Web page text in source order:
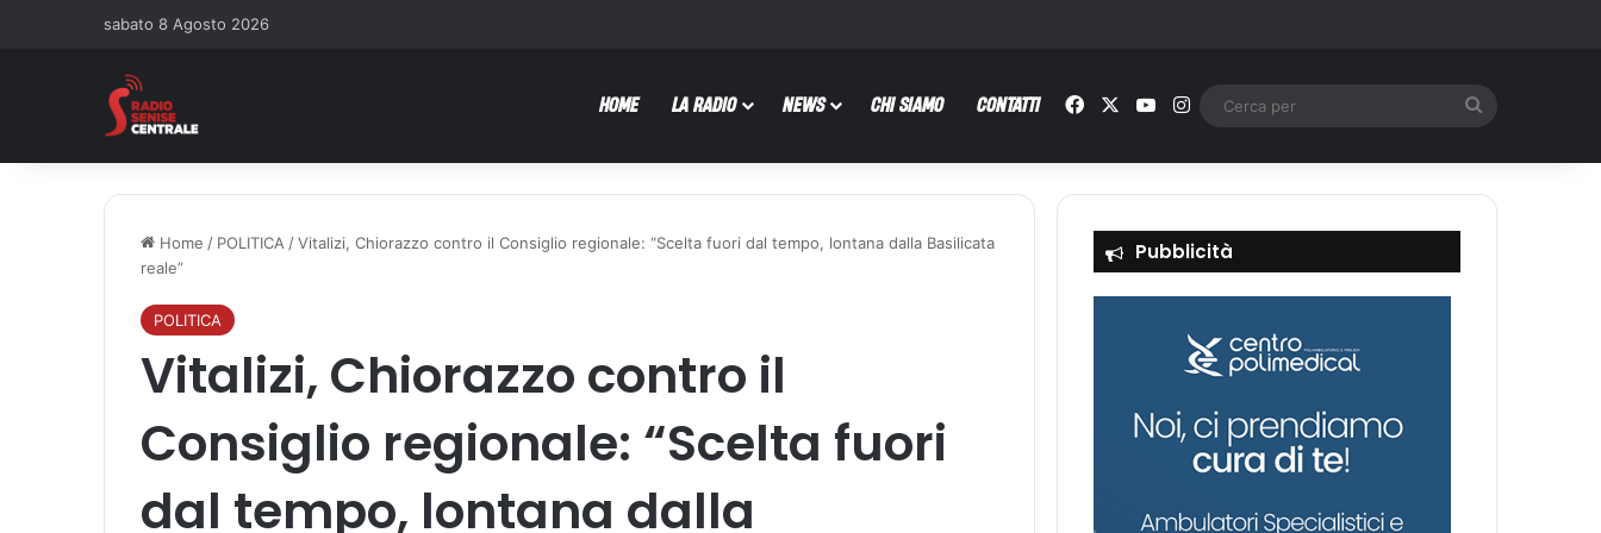
sabato 8 Agosto 2026
HOME LA RADIO NEWS CHI SIAMO CONTATTI Facebook You TubeInstagram
Home / POLITICA /Vitalizi, Chiorazzo contro il Consiglio regionale: “Scelta fuori dal tempo, lontana dalla Basilicata
reale”
POLITICA
Vitalizi, Chiorazzo contro il
Consiglio regionale: “Scelta fuori
dal tempo, lontana dalla
Pubblicità